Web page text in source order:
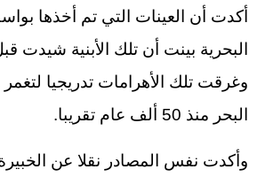
أكدت أن العينات التي تم أخذها
وغرقت تلك الأهرامات تدريجيا
البحر منذ 50 ألف عام تقريبا.
وأكدت نفس المصادر نقلا عن